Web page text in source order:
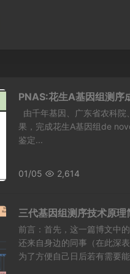
PNAS:花生A基因组测序
由千年基因、广东省农科
果，完成花生A基因组de
鉴定...
01/05 2,614
三代基因组测序技术原理
前言：首先，这一篇博文中
还来自身边的同事（在此深
为了方便自己日后若有需要